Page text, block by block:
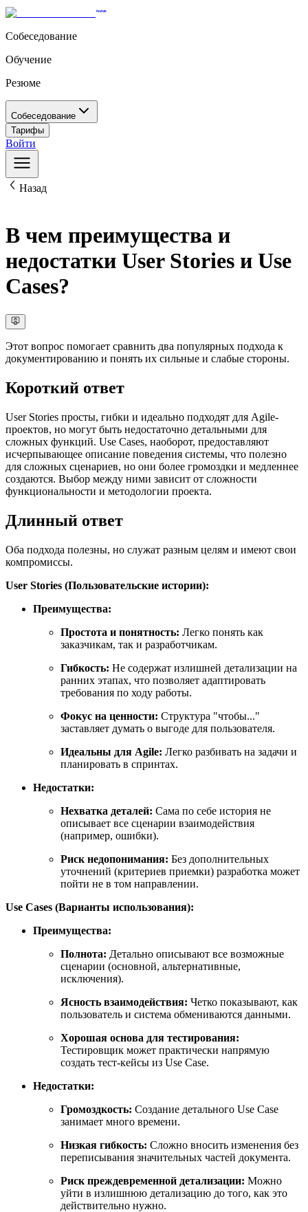
Собеседование
Обучение
Резюме
Собеседование
Тарифы
Войти
Назад
В чем преимущества и
недостатки User Stories и Use
Cases?
Этот вопрос помогает сравнить два популярных подхода к
документированию и понять их сильные и слабые стороны.
Короткий ответ
User Stories просты, гибки и идеально подходят для Agile-
проектов, но могут быть недостаточно детальными для
сложных функций. Use Cases, наоборот, предоставляют
исчерпывающее описание поведения системы, что полезно
для сложных сценариев, но они более громоздки и медленнее
создаются. Выбор между ними зависит от сложности
функциональности и методологии проекта.
Длинный ответ
Оба подхода полезны, но служат разным целям и имеют свои
компромиссы.
User Stories (Пользовательские истории):
Преимущества:
Простота и понятность: Легко понять как
заказчикам, так и разработчикам.
Гибкость: Не содержат излишней детализации на
ранних этапах, что позволяет адаптировать
требования по ходу работы.
Фокус на ценности: Структура "чтобы..."
заставляет думать о выгоде для пользователя.
Идеальны для Agile: Легко разбивать на задачи и
планировать в спринтах.
Недостатки:
Нехватка деталей: Сама по себе история не
описывает все сценарии взаимодействия
(например, ошибки).
Риск недопонимания: Без дополнительных
уточнений (критериев приемки) разработка может
пойти не в том направлении.
Use Cases (Варианты использования):
Преимущества:
Полнота: Детально описывают все возможные
сценарии (основной, альтернативные,
исключения).
Ясность взаимодействия: Четко показывают, как
пользователь и система обмениваются данными.
Хорошая основа для тестирования:
Тестировщик может практически напрямую
создать тест-кейсы из Use Case.
Недостатки:
Громоздкость: Создание детального Use Case
занимает много времени.
Низкая гибкость: Сложно вносить изменения без
переписывания значительных частей документа.
Риск преждевременной детализации: Можно
уйти в излишнюю детализацию до того, как это
действительно нужно.